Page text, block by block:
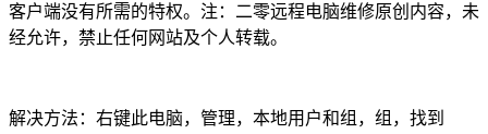
客户端没有所需的特权。注：二零远程电脑维修原创内容，未
经允许，禁止任何网站及个人转载。
解决方法：右键此电脑，管理，本地用户和组，组，找到